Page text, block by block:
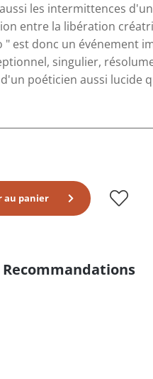
les intermittences
entre la libération
" est donc un événement
singulier,
poéticien aussi lucide
au panier
Recommandations